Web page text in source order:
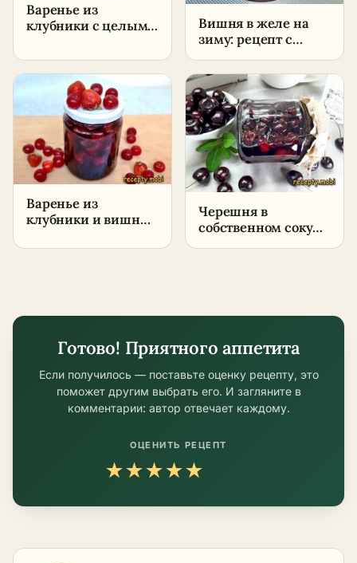
Варенье из
клубники с целыми
пошаговый рецепт
в домашних
условиях
Вишня в желе на
зиму: рецепт с
косточки
Варенье из
клубники и вишни
пошаговый рецепт
Черешня в
собственном соку
Готово! Приятного аппетита
Если получилось — поставьте оценку рецепту, это
поможет другим выбрать его. И загляните в
комментарии: автор отвечает каждому.
ОЦЕНИТЬ РЕЦЕПТ
★★★★★